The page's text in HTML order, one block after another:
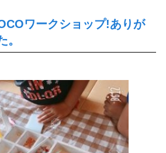
ワークショップ!ありが
。